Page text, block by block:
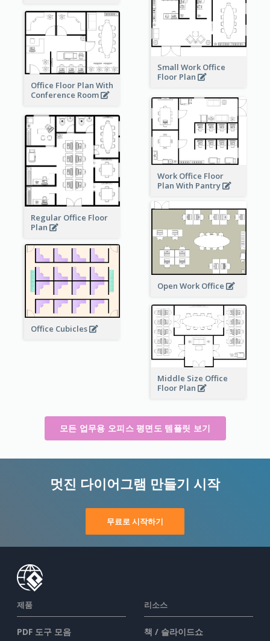
Small Work Office
Floor Plan
Office Floor Plan With
Conference Room
Work Office Floor
Plan With Pantry
Regular Office Floor
Plan
Open Work Office
Office Cubicles
Middle Size Office
Floor Plan
모든 업무용 오피스 평면도 템플릿 보기
멋진 다이어그램 만들기 시작
무료로 시작하기
제품
PDF 도구 모음
리소스
책 / 슬라이드쇼